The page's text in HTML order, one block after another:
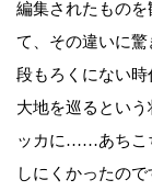
編集されたもの
て、その違いに
段もろくにない
大地を巡るとい
ッカに……あちこ
しにくかったの